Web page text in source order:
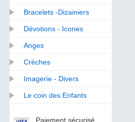
Bracelets -Dizainiers
Dévotions - Icones
Anges
Crèches
Imagerie - Divers
Le coin des Enfants
Paiement sécurisé